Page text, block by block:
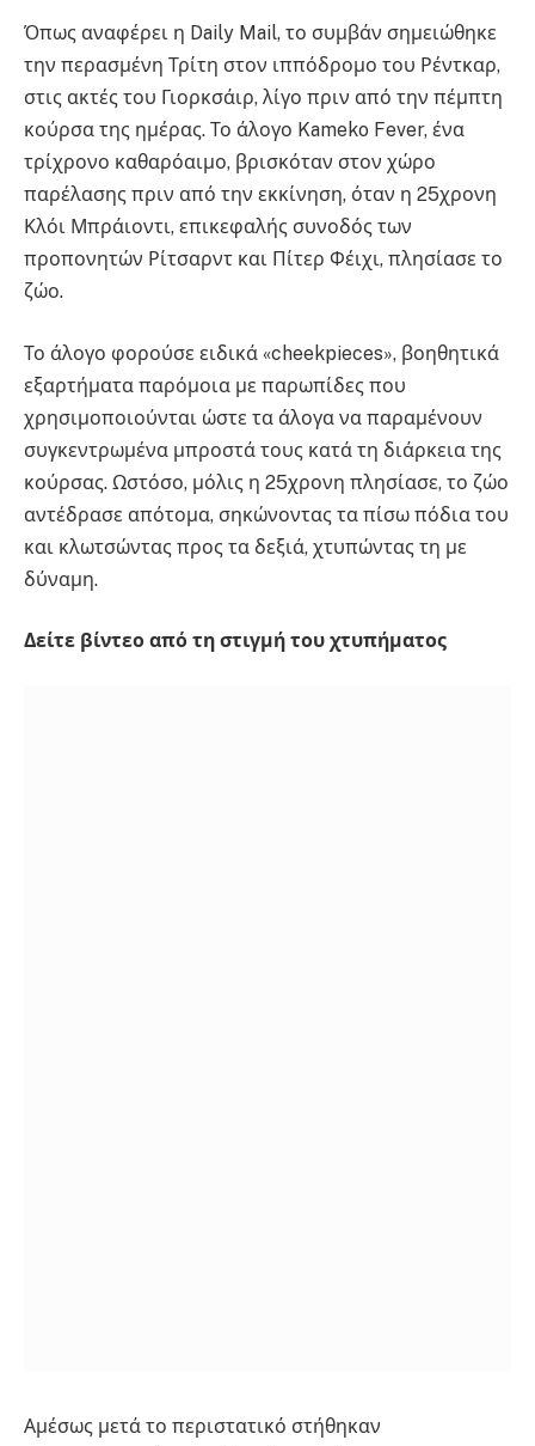
Όπως αναφέρει η Daily Mail, το συμβάν σημειώθηκε
την περασμένη Τρίτη στον ιππόδρομο του Ρέντκαρ,
στις ακτές του Γιορκσάιρ, λίγο πριν από την πέμπτη
κούρσα της ημέρας. Το άλογο Kameko Fever, ένα
τρίχρονο καθαρόαιμο, βρισκόταν στον χώρο
παρέλασης πριν από την εκκίνηση, όταν η 25χρονη
Κλόι Μπράιοντι, επικεφαλής συνοδός των
προπονητών Ρίτσαρντ και Πίτερ Φέιχι, πλησίασε το
ζώο.
Το άλογο φορούσε ειδικά «cheekpieces», βοηθητικά
εξαρτήματα παρόμοια με παρωπίδες που
χρησιμοποιούνται ώστε τα άλογα να παραμένουν
συγκεντρωμένα μπροστά τους κατά τη διάρκεια της
κούρσας. Ωστόσο, μόλις η 25χρονη πλησίασε, το ζώο
αντέδρασε απότομα, σηκώνοντας τα πίσω πόδια του
και κλωτσώντας προς τα δεξιά, χτυπώντας τη με
δύναμη.
Δείτε βίντεο από τη στιγμή του χτυπήματος
Αμέσως μετά το περιστατικό στήθηκαν